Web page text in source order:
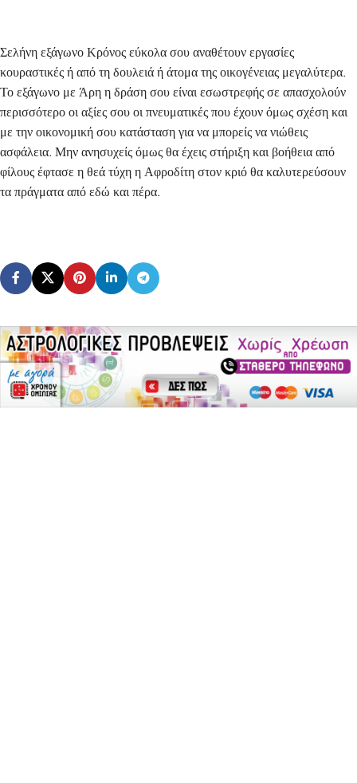
Σελήνη εξάγωνο Κρόνος εύκολα σου αναθέτουν εργασίες
κουραστικές ή από τη δουλειά ή άτομα της οικογένειας μεγαλύτερα.
Το εξάγωνο με Άρη η δράση σου είναι εσωστρεφής σε απασχολούν
περισσότερο οι αξίες σου οι πνευματικές που έχουν όμως σχέση και
με την οικονομική σου κατάσταση για να μπορείς να νιώθεις
ασφάλεια. Μην ανησυχείς όμως θα έχεις στήριξη και βοήθεια από
φίλους έφτασε η θεά τύχη η Αφροδίτη στον κριό θα καλυτερεύσουν
τα πράγματα από εδώ και πέρα.